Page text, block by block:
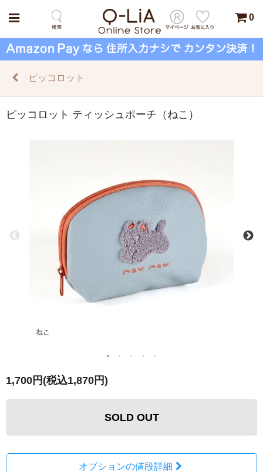
0
ピッコロット
ピッコロット ティッシュポーチ（ねこ）
1,700円(税込1,870円)
SOLD OUT
オプションの値段詳細